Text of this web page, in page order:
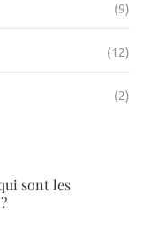
(9)
(12)
(2)
sont les